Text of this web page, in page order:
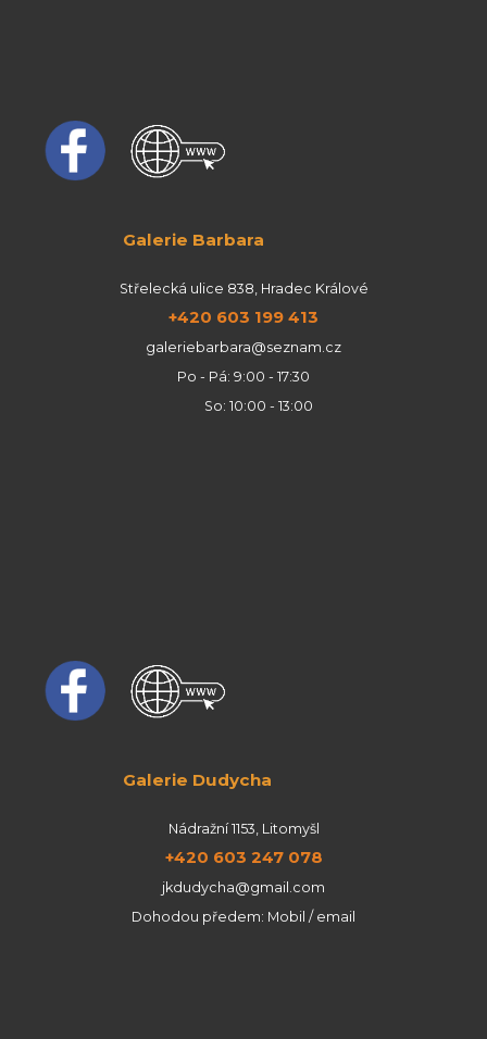
Galerie Barbara
Střelecká ulice 838, Hradec Králové
+420 603 199 413
galeriebarbara@seznam.cz
Po - Pá: 9:00 - 17:30
So: 10:00 - 13:00
Galerie Dudycha
Nádražní 1153, Litomyšl
+420 603 247 078
jkdudycha@gmail.com
Dohodou předem: Mobil / email